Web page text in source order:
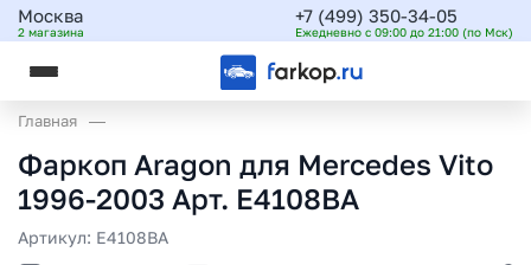
Москва
2 магазина
+7 (499) 350-34-05
Ежедневно с 09:00 до 21:00 (по Мск)
Главная
Фаркоп Aragon для Mercedes Vito
1996-2003 Арт. E4108BA
Артикул: E4108BA